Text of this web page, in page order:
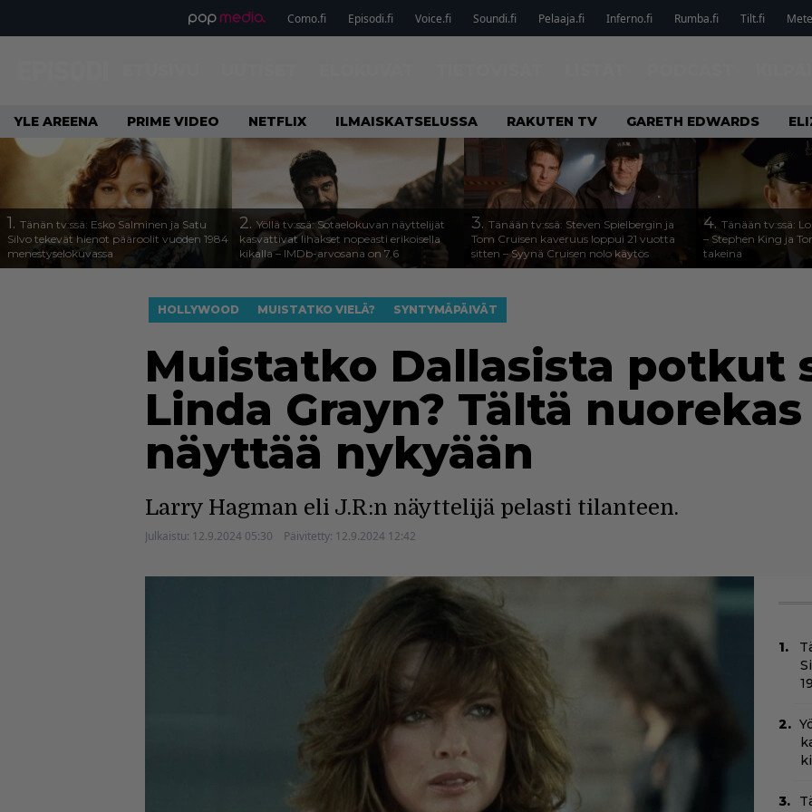
Como.fi Episodi.fi Voice.fi Soundi.fi Pelaaja.fi Inferno.fi Rumba.fi Tilt.fi
YLE AREENA PRIME VIDEO NETFLIX ILMAISKATSELUSSA RAKUTEN TV GARETH EDWARDS
1. Tänän tv:ssä: Esko Salminen ja Satu
Silvo tekevät hienot pääroolit vuoden 1984
menestyselokuvassa
2. Yöllä tv:ssä: Sotaelokuvan näyttelijät
kasvattivat lihakset nopeasti erikoisella
kikalla – IMDb-arvosana on 7,6
3. Tänään tv:ssä: Steven Spielbergin ja
Tom Cruisen kaveruus loppui 21 vuotta
sitten – Syynä Cruisen nolo käytös
4. Tänään tv:ssä:
– Stephen King ja
takeina
HOLLYWOOD MUISTATKO VIELÄ? SYNTYMÄPÄIVÄT
Muistatko Dallasista potkut
Linda Grayn? Tältä
näyttää nykyään
Larry Hagman eli J.R:n näyttelijä pelasti tilanteen.
Julkaistu: 12.9.2024 05:30 Päivitetty: 12.9.2024 12:42